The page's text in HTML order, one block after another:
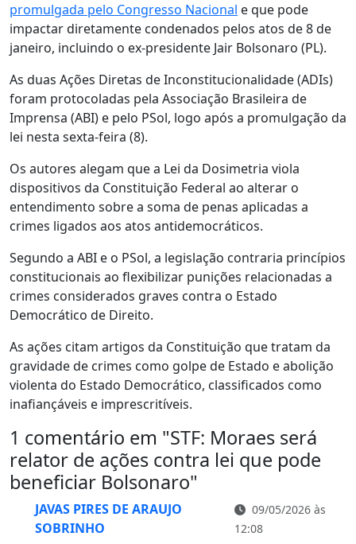
promulgada pelo Congresso Nacional e que pode
impactar diretamente condenados pelos atos de 8 de
janeiro, incluindo o ex-presidente Jair Bolsonaro (PL).
As duas Ações Diretas de Inconstitucionalidade (ADIs)
foram protocoladas pela Associação Brasileira de
Imprensa (ABI) e pelo PSol, logo após a promulgação da
lei nesta sexta-feira (8).
Os autores alegam que a Lei da Dosimetria viola
dispositivos da Constituição Federal ao alterar o
entendimento sobre a soma de penas aplicadas a
crimes ligados aos atos antidemocráticos.
Segundo a ABI e o PSol, a legislação contraria princípios
constitucionais ao flexibilizar punições relacionadas a
crimes considerados graves contra o Estado
Democrático de Direito.
As ações citam artigos da Constituição que tratam da
gravidade de crimes como golpe de Estado e abolição
violenta do Estado Democrático, classificados como
inafiançáveis e imprescritíveis.
1 comentário em "STF: Moraes será
relator de ações contra lei que pode
beneficiar Bolsonaro"
JAVAS PIRES DE ARAUJO
SOBRINHO
09/05/2026 às
12:08